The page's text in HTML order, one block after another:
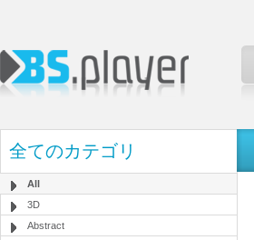
全てのカテゴリ
All
3D
Abstract